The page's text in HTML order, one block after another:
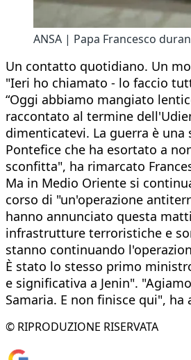
ANSA | Papa Francesco
Un contatto quotidiano. Un
"Ieri ho chiamato - lo faccio
“Oggi abbiamo mangiato
raccontato al termine
dimenticatevi. La guerra è
Pontefice che ha esortato a
sconfitta", ha rimarcato
Ma in Medio Oriente si
corso di "un'operazione
hanno annunciato questa
infrastrutture terroristiche e
stanno continuando
È stato lo stesso primo
e significativa a Jenin".
Samaria. E non finisce qui",
© RIPRODUZIONE RISERVATA